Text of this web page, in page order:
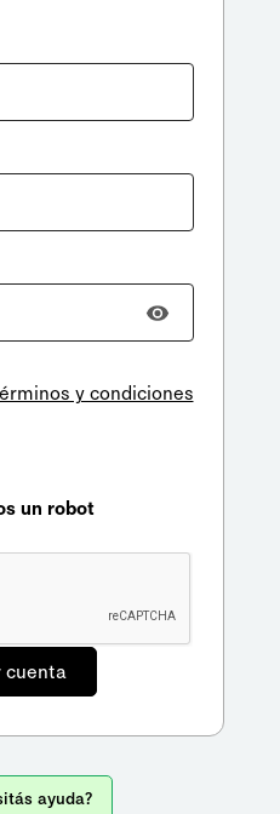
y condiciones
un robot
ayuda?